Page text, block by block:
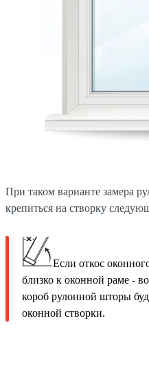
При таком варианте замера
крепиться на створку
Если откос
близко к оконной раме -
короб рулонной шторы
оконной створки.